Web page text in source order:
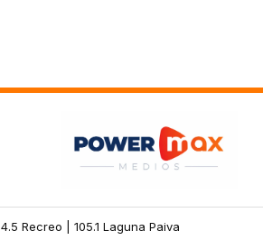
Recreo | 105.1 Laguna Paiva